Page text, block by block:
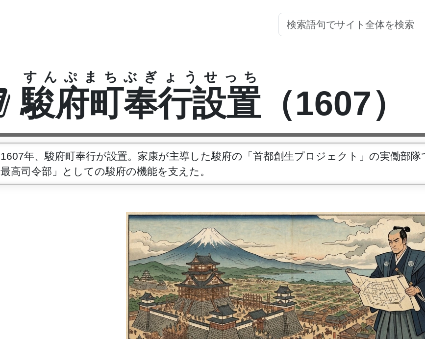
駿府町奉行設置
すんぷまちぶぎょうせっち
（1607）
1607年、駿府町奉行が設置。家康が主導した駿府の「首都創生プロジェクト」の実働部
最高司令部」としての駿府の機能を支えた。